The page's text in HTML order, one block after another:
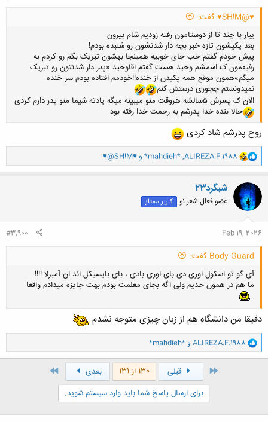
♥@SH!M♥ گفت:
یبار با چند تا از دوستامون رفته زودیم شام بیرون
بعد یکیشون تازه خبر بچه دار شدنشون رو شنبده بودم!
پیش خودم گفتم خب جای خوبیه همینجا بهشون تبریک بگم رو کردم به
رفیقمون ک اسمشم وحید هست گفتم اقاوحید «پدر دار شدنتون رو تبریک
میگم»همون موقع همه پکیدن از خنده!!خودمم افتاده بودم سر خنده
نمیدونستم چجوری درستش کنم
الان ک پسرش ۵سالشه هروقت منو میبینه میگه یادته شیما منو پدر دارم کردی
حالا بنده خدا پدرشم به رحمت خدا رفته بود
روح پدرشم شاد کردی
و
ا
ک
ن
ش
ه
:
ALIREZA.F.1988
,
*mahdieh* و♥@SH!M♥
شبگرد23
عضو فعال شعر نو کاربر ممتاز
Feb 19, 2026
#3,900
Body Guard گفت:
آی گو تو اسکول اوری دی بای اوری بادی ، بای بایسیکل اند ان آمبرلا !!!!
ما هم در همون حدیم ولی اگه بجای معلمت بودم بهت جایزه میدادم واقعا
دقیقا من دانشگاه هم از زبان چیزی متوجه نشدم
و
ا
ک
ALIREZA.F.1988 و*mahdieh*
اول قبلی 130 از 131 بعدی
برای ارسال پاسخ شما باید وارد سیستم شوید.